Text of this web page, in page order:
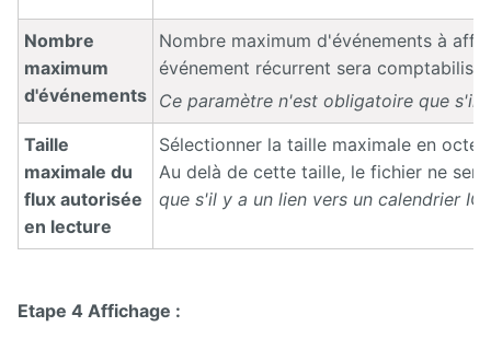
Nombre
maximum
d'événements
Nombre maximum d'événements à
événement récurrent sera comptabilisé
Ce paramètre n'est obligatoire que s'il
Taille
maximale du
flux autorisée
en lecture
Sélectionner la taille maximale en
Au delà de cette taille, le fichier ne
que s'il y a un lien vers un calendrier
Etape 4 Affichage :